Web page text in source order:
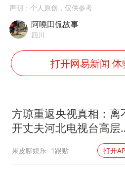
2025年小
《龙餐
声明：个人原创，仅供参考
阿嘵田侃故事
四川
打开网易新闻
方琼重返央视真相：离
开丈夫河北电视台高层
果皮聊娱乐 1跟贴 打开